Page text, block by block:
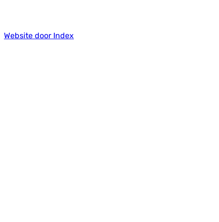
Website door Index